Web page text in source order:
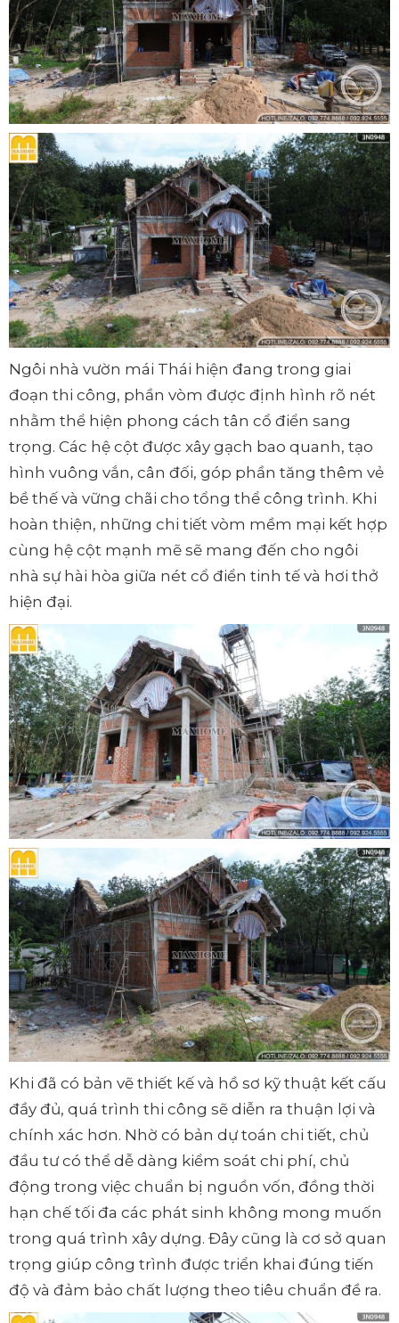
Ngôi nhà vườn mái Thái hiện đang trong giai
đoạn thi công, phần vòm được định hình rõ nét
nhằm thể hiện phong cách tân cổ điển sang
trọng. Các hệ cột được xây gạch bao quanh, tạo
hình vuông vắn, cân đối, góp phần tăng thêm vẻ
bề thế và vững chãi cho tổng thể công trình. Khi
hoàn thiện, những chi tiết vòm mềm mại kết hợp
cùng hệ cột mạnh mẽ sẽ mang đến cho ngôi
nhà sự hài hòa giữa nét cổ điển tinh tế và hơi thở
hiện đại.
Khi đã có bản vẽ thiết kế và hồ sơ kỹ thuật kết cấu
đầy đủ, quá trình thi công sẽ diễn ra thuận lợi và
chính xác hơn. Nhờ có bản dự toán chi tiết, chủ
đầu tư có thể dễ dàng kiểm soát chi phí, chủ
động trong việc chuẩn bị nguồn vốn, đồng thời
hạn chế tối đa các phát sinh không mong muốn
trong quá trình xây dựng. Đây cũng là cơ sở quan
trọng giúp công trình được triển khai đúng tiến
độ và đảm bảo chất lượng theo tiêu chuẩn đề ra.